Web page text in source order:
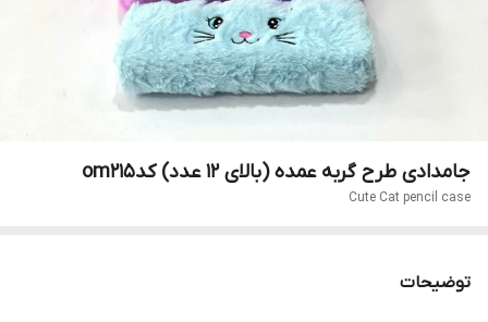
جامدادی طرح گربه عمده (بالای ۱۲ عدد) کدom215
Cute Cat pencil case
توضیحات